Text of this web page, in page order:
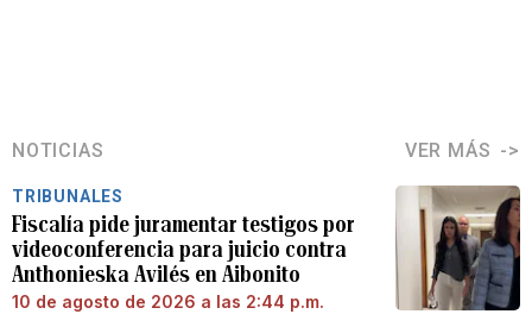
NOTICIAS VER MÁS
TRIBUNALES
Fiscalía pide juramentar testigos por
videoconferencia para juicio contra
Anthonieska Avilés en Aibonito
10 de agosto de 2026 a las 2:44 p.m.